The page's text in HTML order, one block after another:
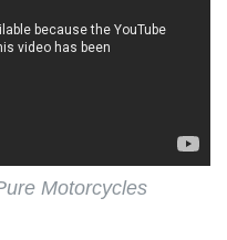
Motorcycles